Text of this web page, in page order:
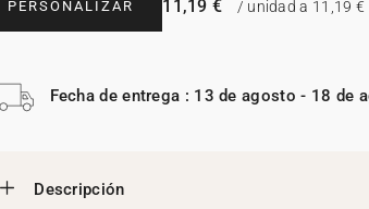
PERSONALIZAR 11,19 € / unidad a 11,19 €
Fecha de entrega : 13 de agosto - 18 de
Descripción